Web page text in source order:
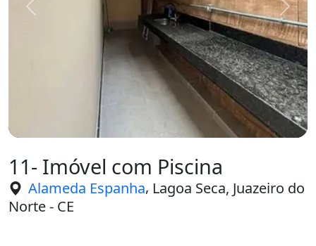
Voltar
11- Imóvel com Piscina
Alameda Espanha, Lagoa Seca, Juazeiro do
Norte - CE